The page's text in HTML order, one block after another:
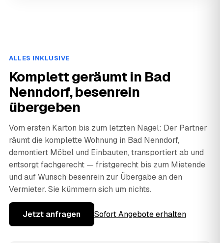
ALLES INKLUSIVE
Komplett geräumt in Bad
Nenndorf, besenrein
übergeben
Vom ersten Karton bis zum letzten Nagel: Der Partner
räumt die komplette Wohnung in Bad Nenndorf,
demontiert Möbel und Einbauten, transportiert ab und
entsorgt fachgerecht — fristgerecht bis zum Mietende
und auf Wunsch besenrein zur Übergabe an den
Vermieter. Sie kümmern sich um nichts.
Jetzt anfragen Sofort Angebote erhalten